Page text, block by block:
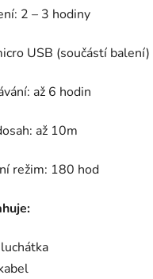
2 – 3
USB (součástí balení)
až 6 hodin
až 10m
režim: 180 hod